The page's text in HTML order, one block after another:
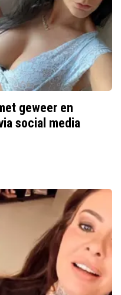
geweer en
social media